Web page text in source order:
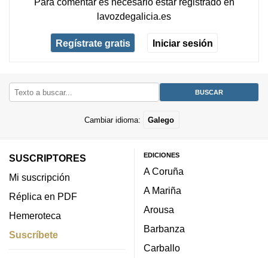
lavozdegalicia.es
Regístrate gratis Iniciar sesión
Cambiar idioma: Galego
SUSCRIPTORES
Mi suscripción
Réplica en PDF
Hemeroteca
Suscríbete
EDICIONES
A Coruña
A Mariña
Arousa
Barbanza
Carballo